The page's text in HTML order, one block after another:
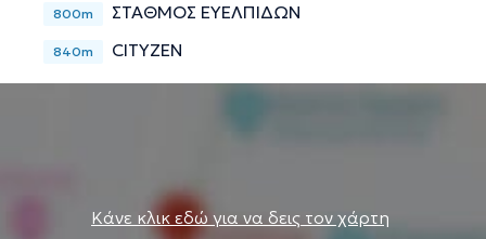
800m ΣΤΑΘΜΟΣ ΕΥΕΛΠΙΔΩΝ
840m CITYZEN
Κάνε κλικ εδώ για να δεις τον χάρτη